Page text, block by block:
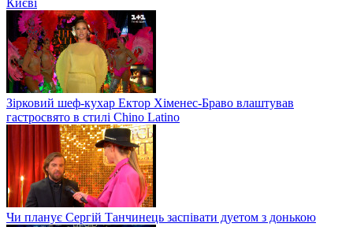
Зірковий шеф-кухар Ектор Хіменес-Браво влаштував
гастросвято в стилі Chino Latino
Чи планує Сергій Танчинець заспівати дуетом з донькою